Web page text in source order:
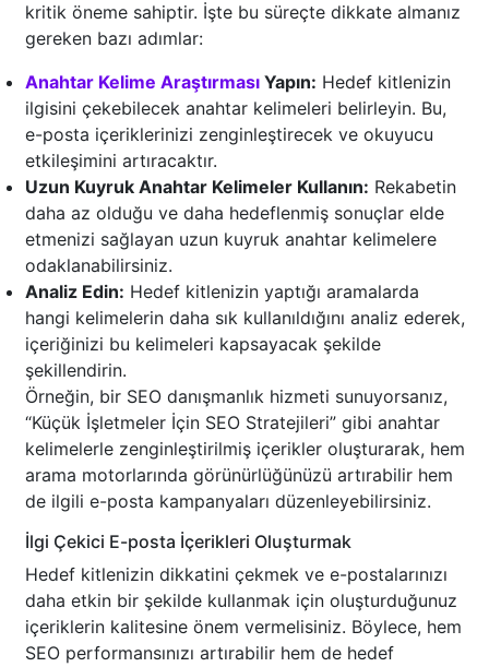
kritik öneme sahiptir. İşte bu süreçte dikkate almanız
gereken bazı adımlar:
Anahtar Kelime Araştırması Yapın: Hedef kitlenizin
ilgisini çekebilecek anahtar kelimeleri belirleyin. Bu,
e-posta içeriklerinizi zenginleştirecek ve okuyucu
etkileşimini artıracaktır.
Uzun Kuyruk Anahtar Kelimeler Kullanın: Rekabetin
daha az olduğu ve daha hedeflenmiş sonuçlar elde
etmenizi sağlayan uzun kuyruk anahtar kelimelere
odaklanabilirsiniz.
Analiz Edin: Hedef kitlenizin yaptığı aramalarda
hangi kelimelerin daha sık kullanıldığını analiz ederek,
içeriğinizi bu kelimeleri kapsayacak şekilde
şekillendirin.
Örneğin, bir SEO danışmanlık hizmeti sunuyorsanız,
“Küçük İşletmeler İçin SEO Stratejileri” gibi anahtar
kelimelerle zenginleştirilmiş içerikler oluşturarak, hem
arama motorlarında görünürlüğünüzü artırabilir hem
de ilgili e-posta kampanyaları düzenleyebilirsiniz.
İlgi Çekici E-posta İçerikleri Oluşturmak
Hedef kitlenizin dikkatini çekmek ve e-postalarınızı
daha etkin bir şekilde kullanmak için oluşturduğunuz
içeriklerin kalitesine önem vermelisiniz. Böylece, hem
SEO performansınızı artırabilir hem de hedef